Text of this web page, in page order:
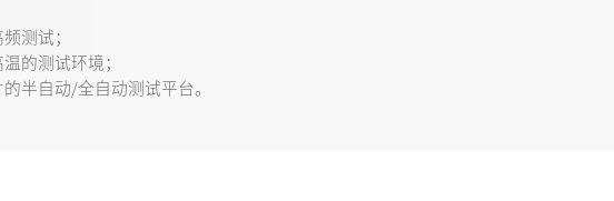
测试；
的测试环境；
半自动/全自动测试平台。